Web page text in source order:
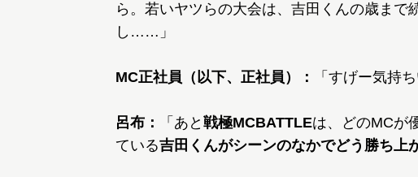
ら。若いヤツらの大会は、吉田くんの歳まで
し……」
MC正社員（以下、正社員）： 「すげー気持
呂布： 「あと 戦極MCBATTLEは、どのMCが
ている吉田くんがシーンのなかでどう勝ち上